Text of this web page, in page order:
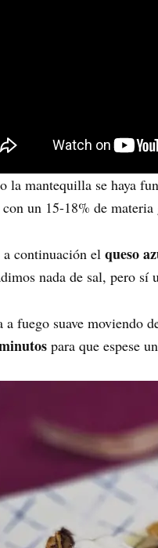
la mantequilla se haya
un 15-18% de materia
a continuación el queso
nada de sal, pero sí
a fuego suave moviendo
para que espese